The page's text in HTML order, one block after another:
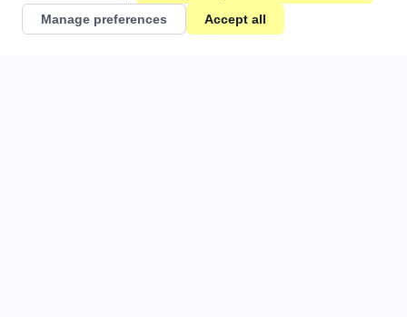
SiddhastManage preferences Accept all